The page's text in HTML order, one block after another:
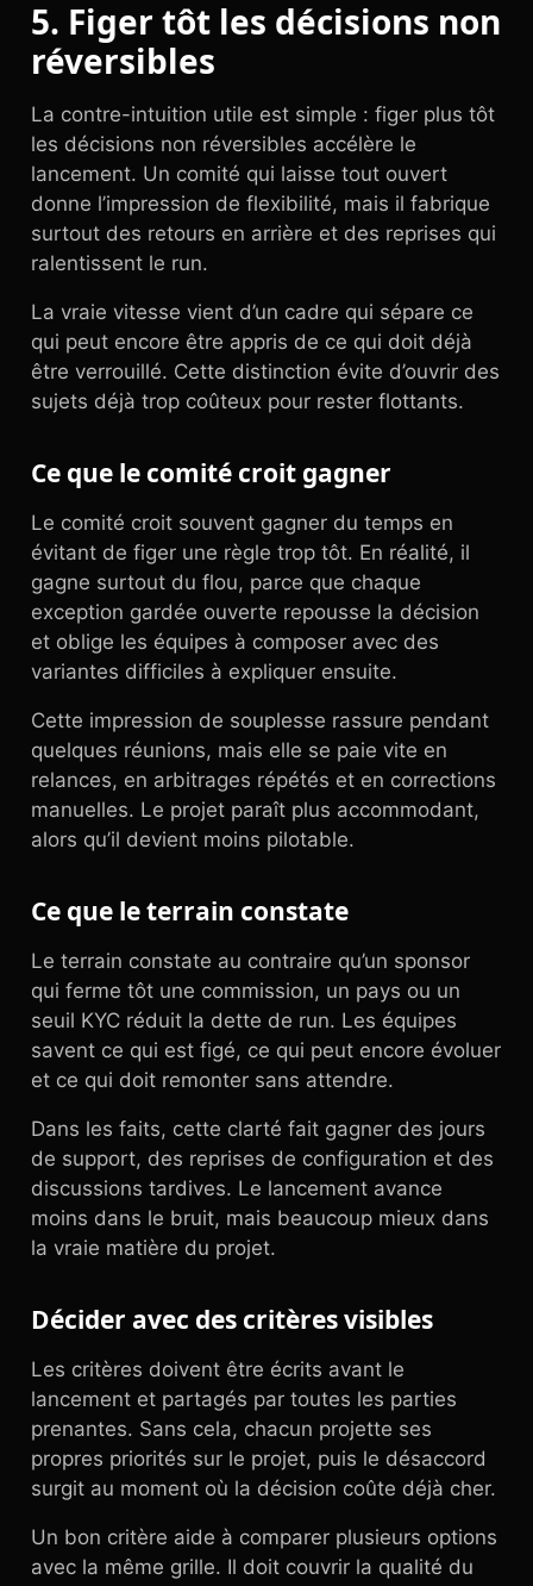
5. Figer tôt les décisions non
réversibles
La contre-intuition utile est simple : figer plus tôt
les décisions non réversibles accélère le
lancement. Un comité qui laisse tout ouvert
donne l’impression de flexibilité, mais il fabrique
surtout des retours en arrière et des reprises qui
ralentissent le run.
La vraie vitesse vient d’un cadre qui sépare ce
qui peut encore être appris de ce qui doit déjà
être verrouillé. Cette distinction évite d’ouvrir des
sujets déjà trop coûteux pour rester flottants.
Ce que le comité croit gagner
Le comité croit souvent gagner du temps en
évitant de figer une règle trop tôt. En réalité, il
gagne surtout du flou, parce que chaque
exception gardée ouverte repousse la décision
et oblige les équipes à composer avec des
variantes difficiles à expliquer ensuite.
Cette impression de souplesse rassure pendant
quelques réunions, mais elle se paie vite en
relances, en arbitrages répétés et en corrections
manuelles. Le projet paraît plus accommodant,
alors qu’il devient moins pilotable.
Ce que le terrain constate
Le terrain constate au contraire qu’un sponsor
qui ferme tôt une commission, un pays ou un
seuil KYC réduit la dette de run. Les équipes
savent ce qui est figé, ce qui peut encore évoluer
et ce qui doit remonter sans attendre.
Dans les faits, cette clarté fait gagner des jours
de support, des reprises de configuration et des
discussions tardives. Le lancement avance
moins dans le bruit, mais beaucoup mieux dans
la vraie matière du projet.
Décider avec des critères visibles
Les critères doivent être écrits avant le
lancement et partagés par toutes les parties
prenantes. Sans cela, chacun projette ses
propres priorités sur le projet, puis le désaccord
surgit au moment où la décision coûte déjà cher.
Un bon critère aide à comparer plusieurs options
avec la même grille. Il doit couvrir la qualité du